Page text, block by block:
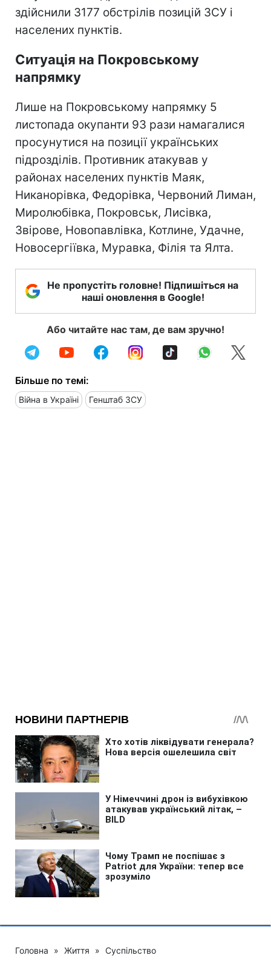
здійснили 3177 обстрілів позицій ЗСУ і
населених пунктів.
Ситуація на Покровському
напрямку
Лише на Покровському напрямку 5
листопада окупанти 93 рази намагалися
просунутися на позиції українських
підрозділів. Противник атакував у
районах населених пунктів Маяк,
Никанорівка, Федорівка, Червоний Лиман,
Миролюбівка, Покровськ, Лисівка,
Звірове, Новопавлівка, Котлине, Удачне,
Новосергіївка, Муравка, Філія та Ялта.
Не пропустіть головне! Підпишіться на
наші оновлення в Google!
Або читайте нас там, де вам зручно!
Більше по темі:
Війна в Україні Генштаб ЗСУ
Головна » Життя » Суспільство